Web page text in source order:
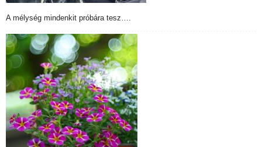
A mélység mindenkit próbára tesz….